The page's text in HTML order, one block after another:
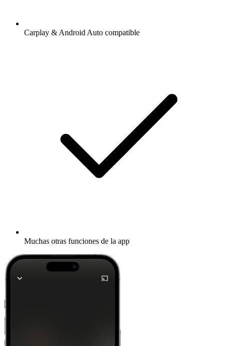
Carplay & Android Auto compatible
Muchas otras funciones de la app